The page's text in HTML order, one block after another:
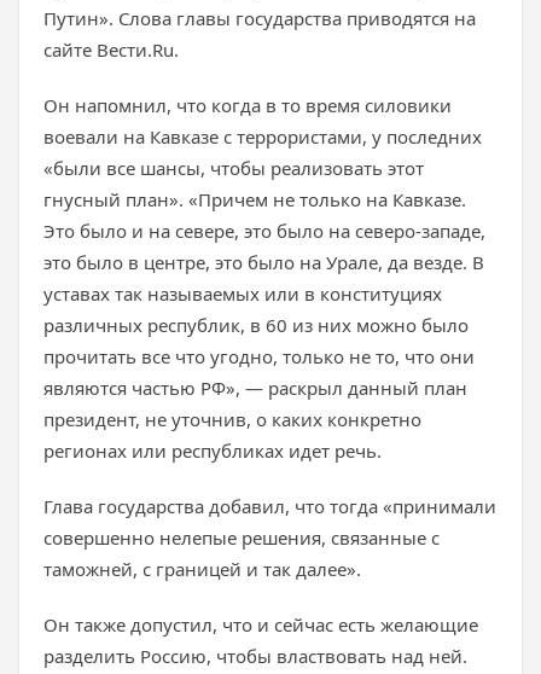
Путин». Слова главы государства приводятся на
сайте Вести.Ru.
Он напомнил, что когда в то время силовики
воевали на Кавказе с террористами, у последних
«были все шансы, чтобы реализовать этот
гнусный план». «Причем не только на Кавказе.
Это было и на севере, это было на северо-западе,
это было в центре, это было на Урале, да везде. В
уставах так называемых или в конституциях
различных республик, в 60 из них можно было
прочитать все что угодно, только не то, что они
являются частью РФ», — раскрыл данный план
президент, не уточнив, о каких конкретно
регионах или республиках идет речь.
Глава государства добавил, что тогда «принимали
совершенно нелепые решения, связанные с
таможней, с границей и так далее».
Он также допустил, что и сейчас есть желающие
разделить Россию, чтобы властвовать над ней.